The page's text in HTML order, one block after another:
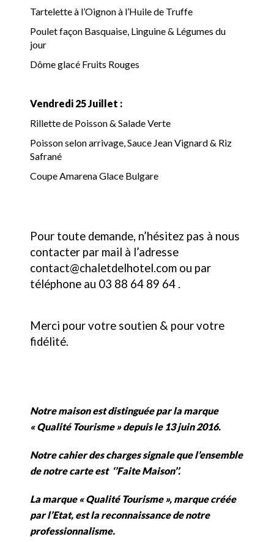
Tartelette à l’Oignon à l’Huile de Truffe
Poulet façon Basquaise, Linguine & Légumes du
jour
Dôme glacé Fruits Rouges
Vendredi 25 Juillet :
Rillette de Poisson & Salade Verte
Poisson selon arrivage, Sauce Jean Vignard & Riz
Safrané
Coupe Amarena Glace Bulgare
Pour toute demande, n’hésitez pas à nous
contacter par mail à l’adresse
contact@chaletdelhotel.com ou par
téléphone au 03 88 64 89 64 .
Merci pour votre soutien & pour votre
fidélité.
Notre maison est distinguée par la marque
« Qualité Tourisme » depuis le 13 juin 2016.
Notre cahier des charges signale que l’ensemble
de notre carte est ‘’Faite Maison’’.
La marque « Qualité Tourisme », marque créée
par l’Etat, est la reconnaissance de notre
professionnalisme.